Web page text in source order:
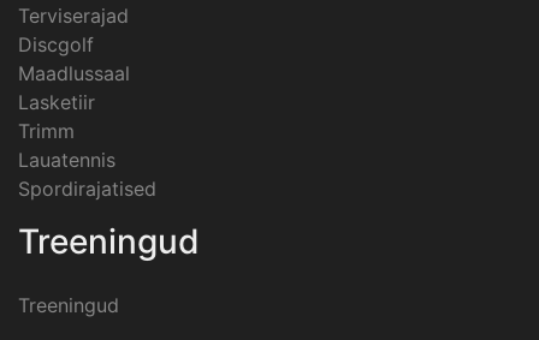
Terviserajad
Discgolf
Maadlussaal
Lasketiir
Trimm
Lauatennis
Spordirajatised
Treeningud
Treeningud